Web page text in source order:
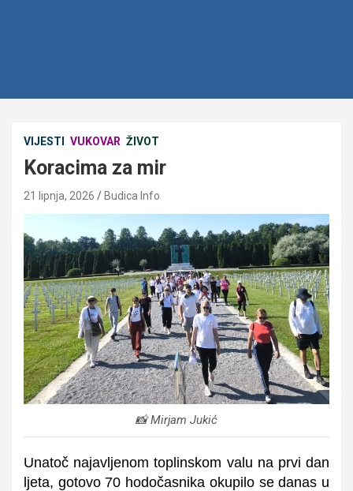
VIJESTI VUKOVAR ŽIVOT
Koracima za mir
21 lipnja, 2026 Budica Info
📸 Mirjam Jukić
Unatoč najavljenom toplinskom valu na prvi dan
ljeta, gotovo 70 hodočasnika okupilo se danas u